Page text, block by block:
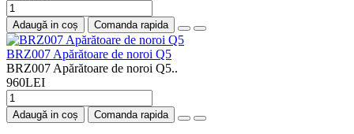
Adaugă in coș Comanda rapida
BRZ007 Apărătoare de noroi Q5
BRZ007 Apărătoare de noroi Q5..
960LEI
Adaugă in coș Comanda rapida